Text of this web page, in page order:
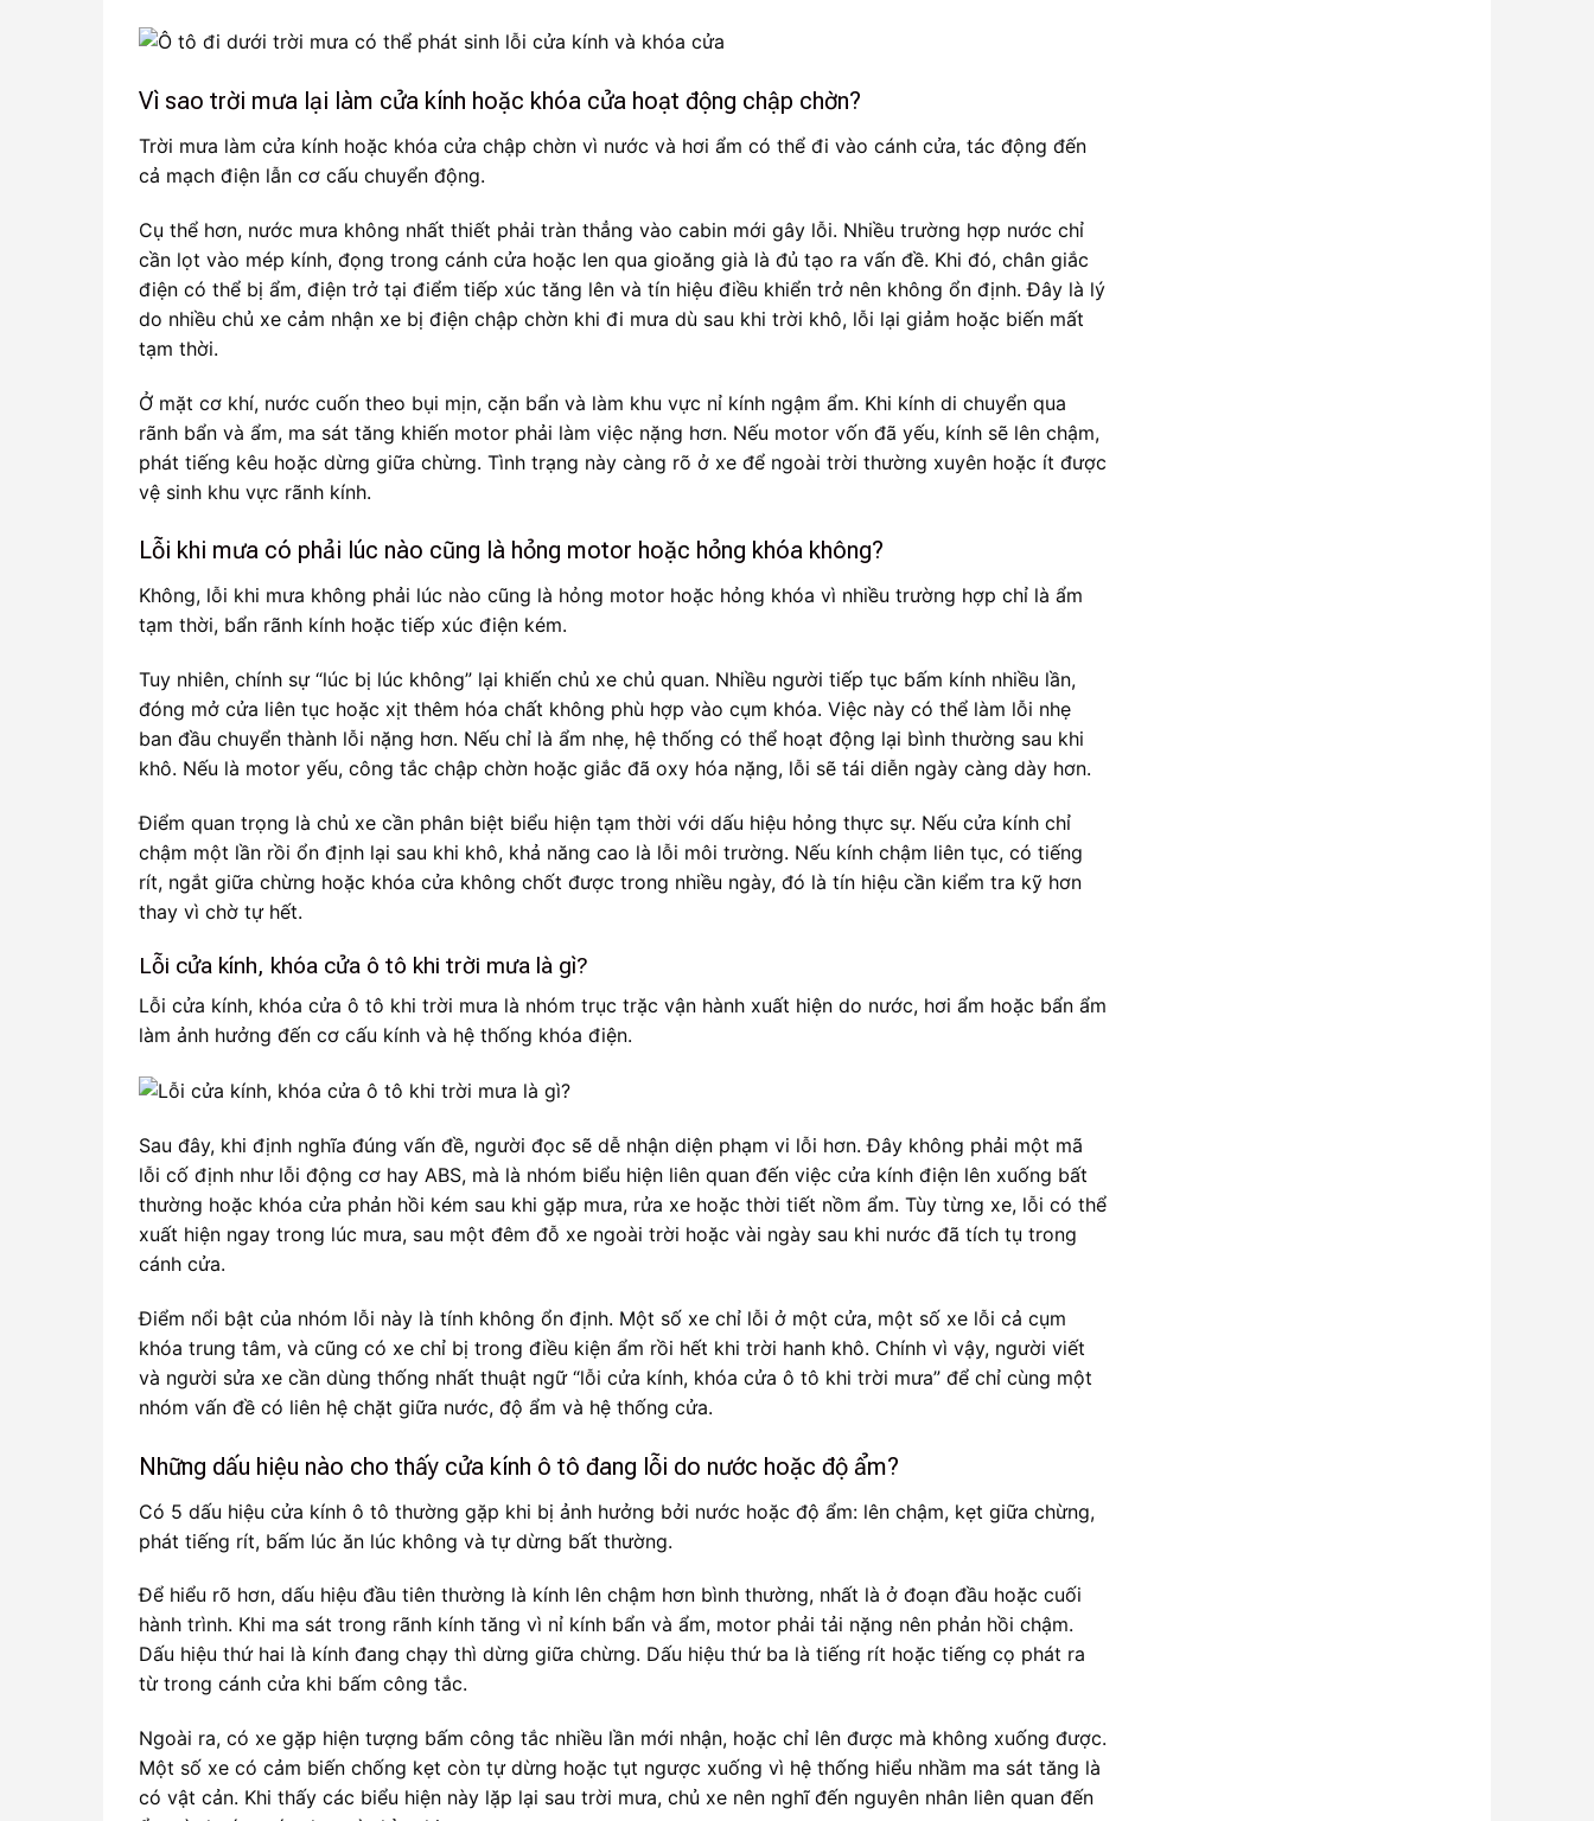
Vì sao trời mưa lại làm cửa kính hoặc khóa cửa hoạt động chập chờn?
Trời mưa làm cửa kính hoặc khóa cửa chập chờn vì nước và hơi ẩm có thể đi vào cánh cửa, tác động đến
cả mạch điện lẫn cơ cấu chuyển động.
Cụ thể hơn, nước mưa không nhất thiết phải tràn thẳng vào cabin mới gây lỗi. Nhiều trường hợp nước chỉ
cần lọt vào mép kính, đọng trong cánh cửa hoặc len qua gioăng già là đủ tạo ra vấn đề. Khi đó, chân giắc
điện có thể bị ẩm, điện trở tại điểm tiếp xúc tăng lên và tín hiệu điều khiển trở nên không ổn định. Đây là lý
do nhiều chủ xe cảm nhận xe bị điện chập chờn khi đi mưa dù sau khi trời khô, lỗi lại giảm hoặc biến mất
tạm thời.
Ở mặt cơ khí, nước cuốn theo bụi mịn, cặn bẩn và làm khu vực nỉ kính ngậm ẩm. Khi kính di chuyển qua
rãnh bẩn và ẩm, ma sát tăng khiến motor phải làm việc nặng hơn. Nếu motor vốn đã yếu, kính sẽ lên chậm,
phát tiếng kêu hoặc dừng giữa chừng. Tình trạng này càng rõ ở xe để ngoài trời thường xuyên hoặc ít được
vệ sinh khu vực rãnh kính.
Lỗi khi mưa có phải lúc nào cũng là hỏng motor hoặc hỏng khóa không?
Không, lỗi khi mưa không phải lúc nào cũng là hỏng motor hoặc hỏng khóa vì nhiều trường hợp chỉ là ẩm
tạm thời, bẩn rãnh kính hoặc tiếp xúc điện kém.
Tuy nhiên, chính sự “lúc bị lúc không” lại khiến chủ xe chủ quan. Nhiều người tiếp tục bấm kính nhiều lần,
đóng mở cửa liên tục hoặc xịt thêm hóa chất không phù hợp vào cụm khóa. Việc này có thể làm lỗi nhẹ
ban đầu chuyển thành lỗi nặng hơn. Nếu chỉ là ẩm nhẹ, hệ thống có thể hoạt động lại bình thường sau khi
khô. Nếu là motor yếu, công tắc chập chờn hoặc giắc đã oxy hóa nặng, lỗi sẽ tái diễn ngày càng dày hơn.
Điểm quan trọng là chủ xe cần phân biệt biểu hiện tạm thời với dấu hiệu hỏng thực sự. Nếu cửa kính chỉ
chậm một lần rồi ổn định lại sau khi khô, khả năng cao là lỗi môi trường. Nếu kính chậm liên tục, có tiếng
rít, ngắt giữa chừng hoặc khóa cửa không chốt được trong nhiều ngày, đó là tín hiệu cần kiểm tra kỹ hơn
thay vì chờ tự hết.
Lỗi cửa kính, khóa cửa ô tô khi trời mưa là gì?
Lỗi cửa kính, khóa cửa ô tô khi trời mưa là nhóm trục trặc vận hành xuất hiện do nước, hơi ẩm hoặc bẩn ẩm
làm ảnh hưởng đến cơ cấu kính và hệ thống khóa điện.
Sau đây, khi định nghĩa đúng vấn đề, người đọc sẽ dễ nhận diện phạm vi lỗi hơn. Đây không phải một mã
lỗi cố định như lỗi động cơ hay ABS, mà là nhóm biểu hiện liên quan đến việc cửa kính điện lên xuống bất
thường hoặc khóa cửa phản hồi kém sau khi gặp mưa, rửa xe hoặc thời tiết nồm ẩm. Tùy từng xe, lỗi có thể
xuất hiện ngay trong lúc mưa, sau một đêm đỗ xe ngoài trời hoặc vài ngày sau khi nước đã tích tụ trong
cánh cửa.
Điểm nổi bật của nhóm lỗi này là tính không ổn định. Một số xe chỉ lỗi ở một cửa, một số xe lỗi cả cụm
khóa trung tâm, và cũng có xe chỉ bị trong điều kiện ẩm rồi hết khi trời hanh khô. Chính vì vậy, người viết
và người sửa xe cần dùng thống nhất thuật ngữ “lỗi cửa kính, khóa cửa ô tô khi trời mưa” để chỉ cùng một
nhóm vấn đề có liên hệ chặt giữa nước, độ ẩm và hệ thống cửa.
Những dấu hiệu nào cho thấy cửa kính ô tô đang lỗi do nước hoặc độ ẩm?
Có 5 dấu hiệu cửa kính ô tô thường gặp khi bị ảnh hưởng bởi nước hoặc độ ẩm: lên chậm, kẹt giữa chừng,
phát tiếng rít, bấm lúc ăn lúc không và tự dừng bất thường.
Để hiểu rõ hơn, dấu hiệu đầu tiên thường là kính lên chậm hơn bình thường, nhất là ở đoạn đầu hoặc cuối
hành trình. Khi ma sát trong rãnh kính tăng vì nỉ kính bẩn và ẩm, motor phải tải nặng nên phản hồi chậm.
Dấu hiệu thứ hai là kính đang chạy thì dừng giữa chừng. Dấu hiệu thứ ba là tiếng rít hoặc tiếng cọ phát ra
từ trong cánh cửa khi bấm công tắc.
Ngoài ra, có xe gặp hiện tượng bấm công tắc nhiều lần mới nhận, hoặc chỉ lên được mà không xuống được.
Một số xe có cảm biến chống kẹt còn tự dừng hoặc tụt ngược xuống vì hệ thống hiểu nhầm ma sát tăng là
có vật cản. Khi thấy các biểu hiện này lặp lại sau trời mưa, chủ xe nên nghĩ đến nguyên nhân liên quan đến